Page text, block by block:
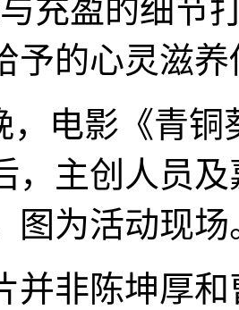
充盈的细节
予的心灵滋
，电影《青
，主创人员
图为活动现
非陈坤厚和